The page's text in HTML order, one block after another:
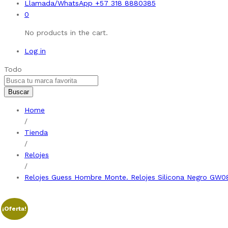
Llamada/WhatsApp +57 318 8880385
0
No products in the cart.
Log in
Todo
Buscar
Home
/
Tienda
/
Relojes
/
Relojes Guess Hombre Monte. Relojes Silicona Negro
¡Oferta!